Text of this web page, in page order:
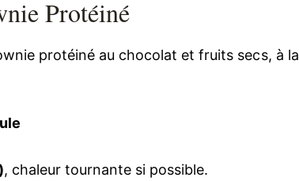
Protéiné
protéiné au chocolat et fruits secs, à la
, chaleur tournante si possible.